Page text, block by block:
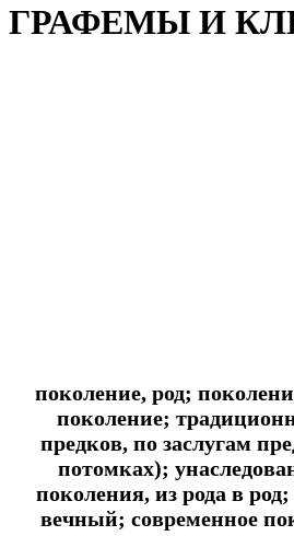
ГРАФЕМЫ И
поколение, род;
поколение;
предков, по заслугам
потомках);
поколения, из рода в
вечный; современное